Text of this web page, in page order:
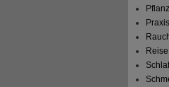
Reise